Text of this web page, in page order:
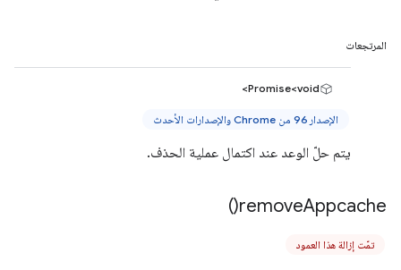
المرتجعات
Promise<void>
الإصدار 96 من Chrome والإصدارات الأحدث
يتم حلّ الوعد عند اكتمال عملية الحذف.
removeAppcache(
)
تمّت إزالة هذا العمود